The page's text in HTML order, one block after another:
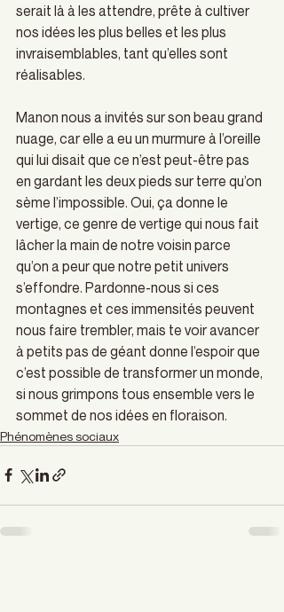
serait là à les attendre, prête à cultiver
nos idées les plus belles et les plus
invraisemblables, tant qu’elles sont
réalisables.
Manon nous a invités sur son beau grand
nuage, car elle a eu un murmure à l’oreille
qui lui disait que ce n’est peut-être pas
en gardant les deux pieds sur terre qu’on
sème l’impossible. Oui, ça donne le
vertige, ce genre de vertige qui nous fait
lâcher la main de notre voisin parce
qu’on a peur que notre petit univers
s’effondre. Pardonne-nous si ces
montagnes et ces immensités peuvent
nous faire trembler, mais te voir avancer
à petits pas de géant donne l’espoir que
c’est possible de transformer un monde,
si nous grimpons tous ensemble vers le
sommet de nos idées en floraison.
Phénomènes sociaux